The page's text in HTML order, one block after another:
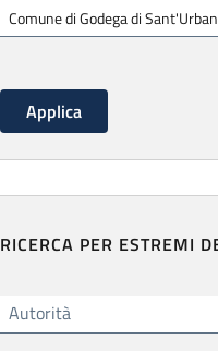
RICERCA PER ESTREMI
Autorità